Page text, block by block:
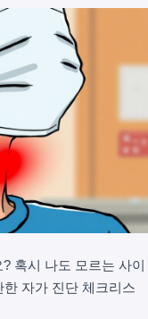
혹시 나도 모르는 사이
자가 진단 체크리스